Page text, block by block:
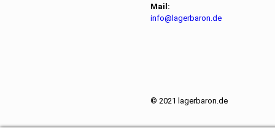
Mail:
info@lagerbaron.de
© 2021 lagerbaron.de